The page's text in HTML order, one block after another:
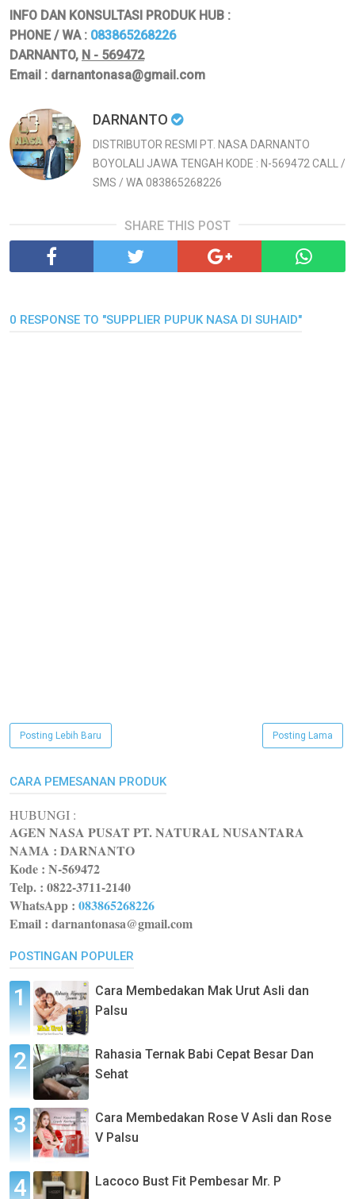
INFO DAN KONSULTASI PRODUK HUB :
PHONE / WA : 083865268226
DARNANTO, N - 569472
Email : darnantonasa@gmail.com
DARNANTO
DISTRIBUTOR RESMI PT. NASA DARNANTO
BOYOLALI JAWA TENGAH KODE : N-569472 CALL /
SMS / WA 083865268226
SHARE THIS POST
0 RESPONSE TO "SUPPLIER PUPUK NASA DI SUHAID"
Posting Lebih Baru Posting Lama
CARA PEMESANAN PRODUK
HUBUNGI :
AGEN NASA PUSAT PT. NATURAL NUSANTARA
NAMA : DARNANTO
Kode : N-569472
Telp. : 0822-3711-2140
WhatsApp : 083865268226
Email : darnantonasa@gmail.com
POSTINGAN POPULER
Cara Membedakan Mak Urut Asli dan
Palsu
Rahasia Ternak Babi Cepat Besar Dan
Sehat
Cara Membedakan Rose V Asli dan Rose
V Palsu
Lacoco Bust Fit Pembesar Mr. P